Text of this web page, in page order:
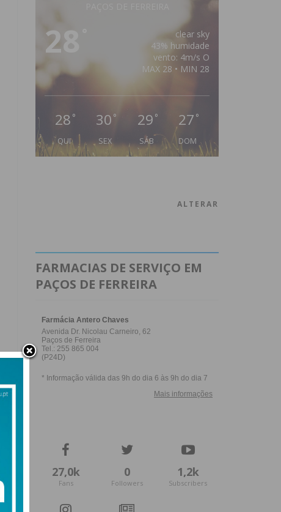
28
clear sky
43% humidade
vento: 4m/s O
MAX 28 • MIN 28
28 °
QUI
30 °
SEX
29 °
SÁB
27 °
DOM
ALTERAR
FARMACIAS DE SERVIÇO EM
PAÇOS DE FERREIRA
27,0k
Fans
0
Followers
1,2k
Subscribers